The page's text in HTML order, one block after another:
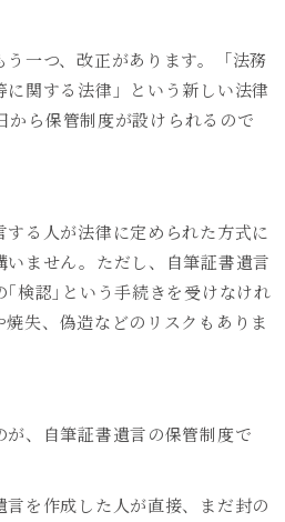
一つ、改正があります。「法務
関する法律」という新しい法律
から保管制度が設けられるので
る人が法律に定められた方式に
ません。ただし、自筆証書遺言
｢検認｣という手続きを受けなけれ
失、偽造などのリスクもありま
が、自筆証書遺言の保管制度で
言を作成した人が直接、まだ封の